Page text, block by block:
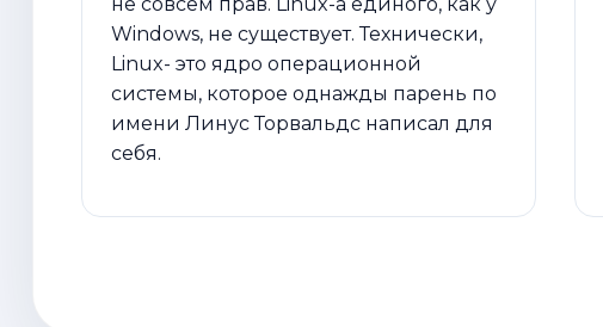
Windows, не существует. Технически,
Linux- это ядро операционной
системы, которое однажды парень по
имени Линус Торвальдс написал для
себя.